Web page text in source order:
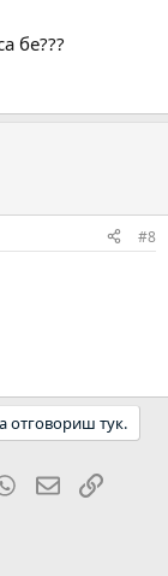
бе???
#8
отговориш тук.
WhatsApp
EmailLink